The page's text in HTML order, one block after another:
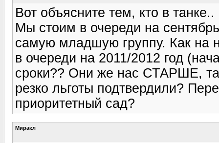
Вот объясните тем, кто в танке..
Мы стоим в очереди на
самую младшую группу. Как на
в очереди на 2011/2012 год
сроки?? Они же нас СТАРШЕ,
резко льготы подтвердили?
приоритетный сад?
Миракл